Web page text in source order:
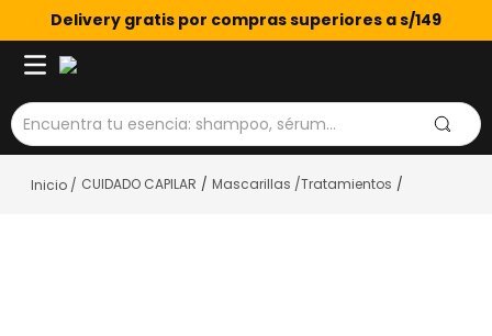
Delivery gratis por compras superiores a s/149
Encuentra tu esencia: shampoo, sérum...
CUIDADO CAPILAR Mascarillas /Tratamientos